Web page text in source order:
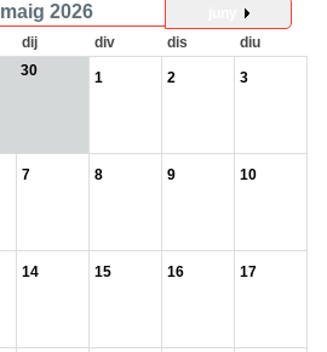
maig 2026
dij div dis
diu
30 1 2 3
7 8 9 10
14 15 16 17